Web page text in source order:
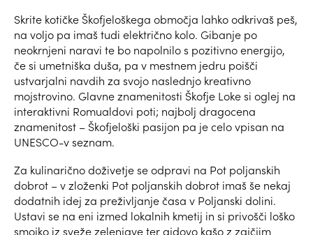
Skrite kotičke Škofjeloškega območja lahko odkrivaš peš,
na voljo pa imaš tudi električno kolo. Gibanje po
neokrnjeni naravi te bo napolnilo s pozitivno energijo,
če si umetniška duša, pa v mestnem jedru poišči
ustvarjalni navdih za svojo naslednjo kreativno
mojstrovino. Glavne znamenitosti Škofje Loke si oglej na
interaktivni Romualdovi poti; najbolj dragocena
znamenitost – Škofjeloški pasijon pa je celo vpisan na
UNESCO-v seznam.
Za kulinarično doživetje se odpravi na Pot poljanskih
dobrot – v zloženki Pot poljanskih dobrot imaš še nekaj
dodatnih idej za preživljanje časa v Poljanski dolini.
Ustavi se na eni izmed lokalnih kmetij in si privošči loško
smojko iz sveže zelenjave ter ajdovo kašo z zajčjim